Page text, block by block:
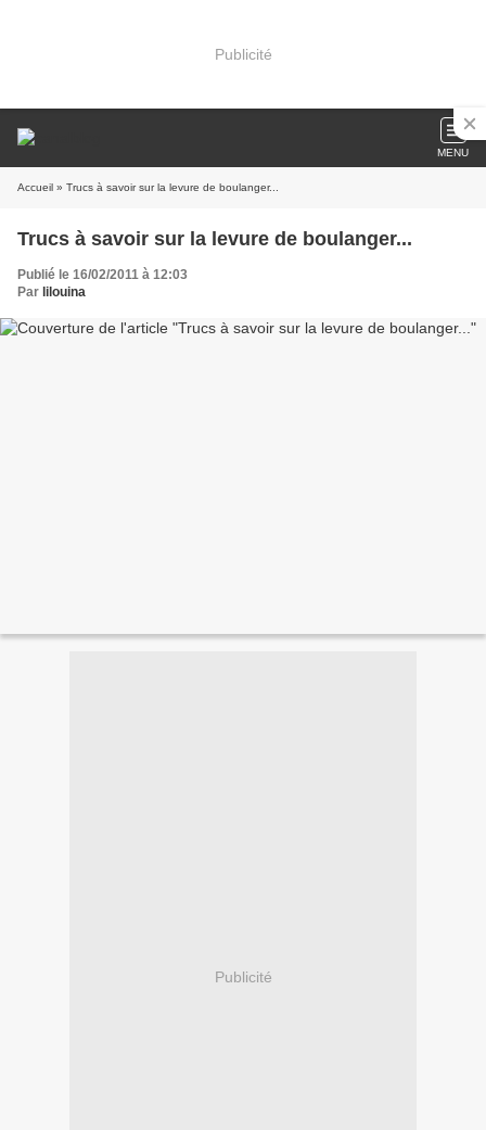
Publicité
MENU
Accueil » Trucs à savoir sur la levure de boulanger...
Trucs à savoir sur la levure de boulanger...
Publié le 16/02/2011 à 12:03
Par lilouina
Publicité